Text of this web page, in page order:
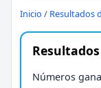
Inicio / Resultados
Números